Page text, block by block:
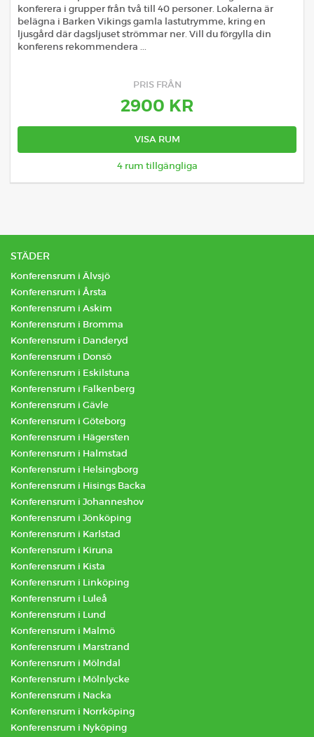
konferera i grupper från två till 40 personer. Lokalerna är
belägna i Barken Vikings gamla lastutrymme, kring en
ljusgård där dagsljuset strömmar ner. Vill du förgylla din
konferens rekommendera ...
PRIS FRÅN
2900 KR
VISA RUM
4 rum tillgängliga
STÄDER
Konferensrum i Älvsjö
Konferensrum i Årsta
Konferensrum i Askim
Konferensrum i Bromma
Konferensrum i Danderyd
Konferensrum i Donsö
Konferensrum i Eskilstuna
Konferensrum i Falkenberg
Konferensrum i Gävle
Konferensrum i Göteborg
Konferensrum i Hägersten
Konferensrum i Halmstad
Konferensrum i Helsingborg
Konferensrum i Hisings Backa
Konferensrum i Johanneshov
Konferensrum i Jönköping
Konferensrum i Karlstad
Konferensrum i Kiruna
Konferensrum i Kista
Konferensrum i Linköping
Konferensrum i Luleå
Konferensrum i Lund
Konferensrum i Malmö
Konferensrum i Marstrand
Konferensrum i Mölndal
Konferensrum i Mölnlycke
Konferensrum i Nacka
Konferensrum i Norrköping
Konferensrum i Nyköping